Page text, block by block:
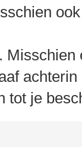
tot je